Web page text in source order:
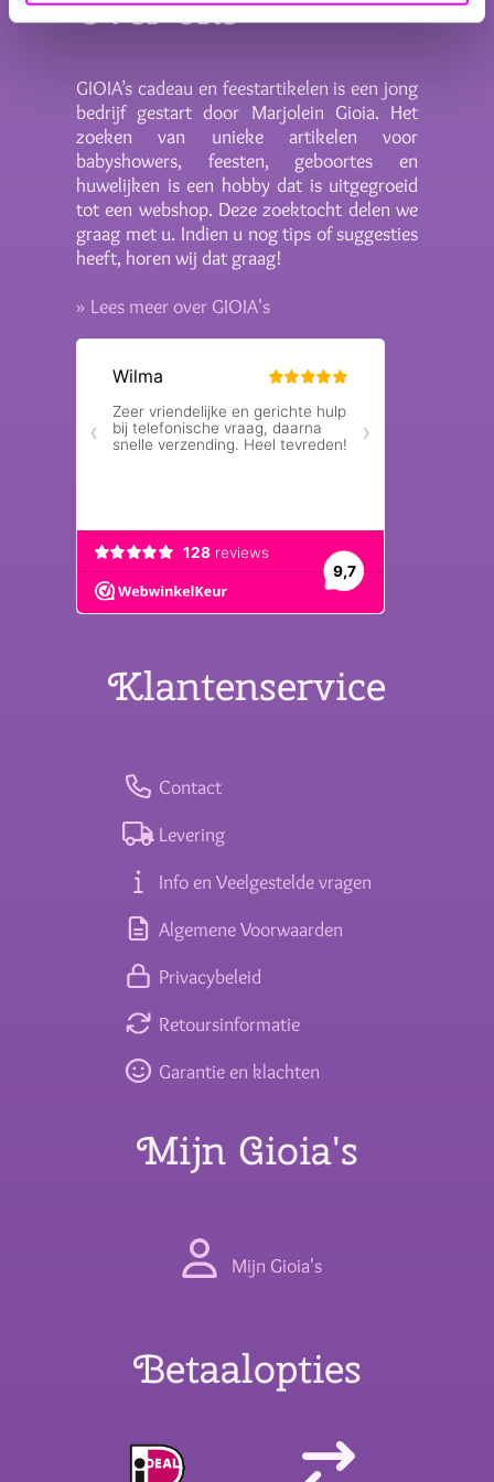
GIOIA’s cadeau en feestartikelen is een jong
bedrijf gestart door Marjolein Gioia. Het
zoeken van unieke artikelen voor
babyshowers, feesten, geboortes en
huwelijken is een hobby dat is uitgegroeid
tot een webshop. Deze zoektocht delen we
graag met u. Indien u nog tips of suggesties
heeft, horen wij dat graag!
» Lees meer over GIOIA's
Klantenservice
Contact
Levering
Info en Veelgestelde vragen
Algemene Voorwaarden
Privacybeleid
Retoursinformatie
Garantie en klachten
Mijn Gioia's
Mijn Gioia's
Betaalopties